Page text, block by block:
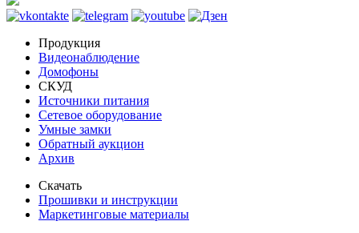
Продукция
Видеонаблюдение
Домофоны
СКУД
Источники питания
Сетевое оборудование
Умные замки
Обратный аукцион
Архив
Скачать
Прошивки и инструкции
Маркетинговые материалы